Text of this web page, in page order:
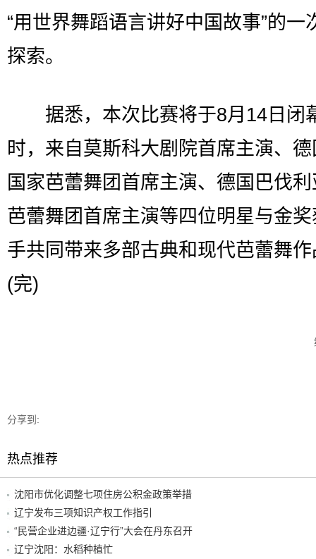
“用世界舞蹈语言讲好中国故事”的一
探索。
据悉，本次比赛将于8月14日闭
时，来自莫斯科大剧院首席主演、
国家芭蕾舞团首席主演、德国巴伐
芭蕾舞团首席主演等四位明星与金
手共同带来多部古典和现代芭蕾舞
(完)
分享到:
热点推荐
沈阳市优化调整七项住房公积金政策举措
辽宁发布三项知识产权工作指引
“民营企业进边疆·辽宁行”大会在丹东召开
辽宁沈阳：水稻种植忙